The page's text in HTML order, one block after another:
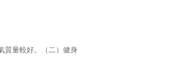
質量較好。（二）健身